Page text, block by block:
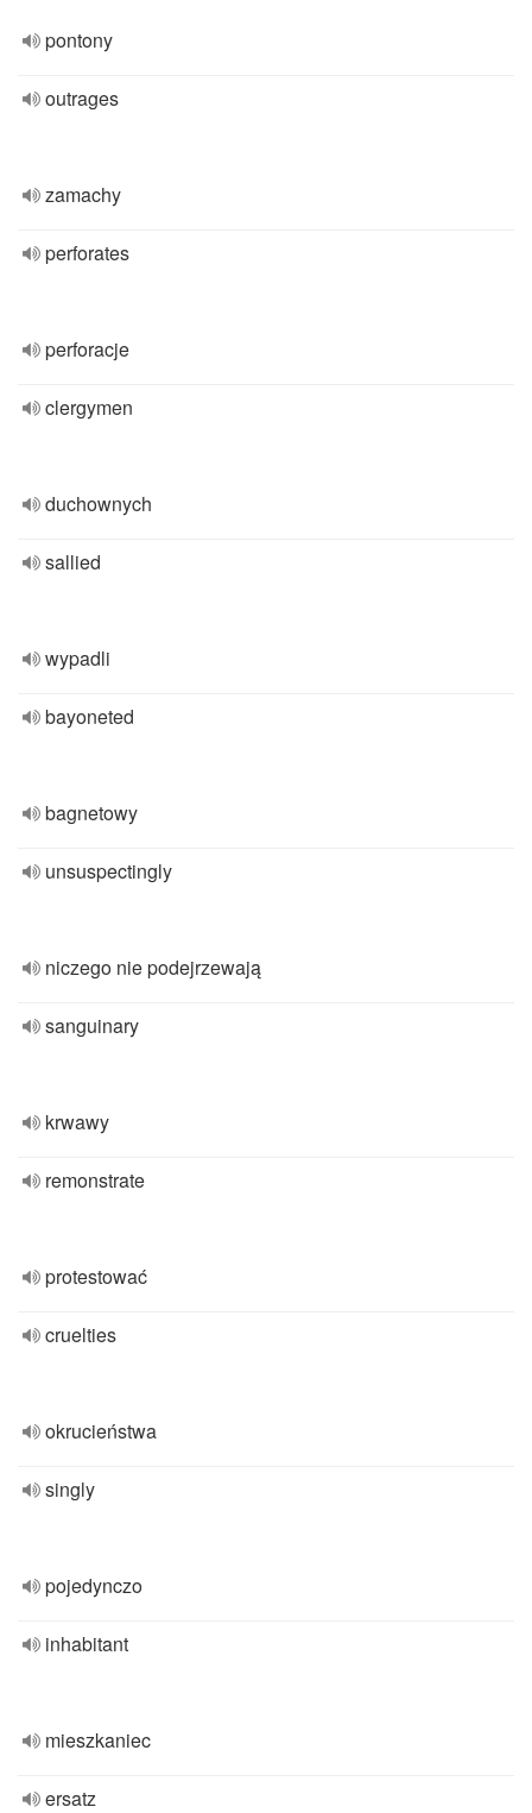
pontony
outrages
zamachy
perforates
perforacje
clergymen
duchownych
sallied
wypadli
bayoneted
bagnetowy
unsuspectingly
niczego nie podejrzewają
sanguinary
krwawy
remonstrate
protestować
cruelties
okrucieństwa
singly
pojedynczo
inhabitant
mieszkaniec
ersatz